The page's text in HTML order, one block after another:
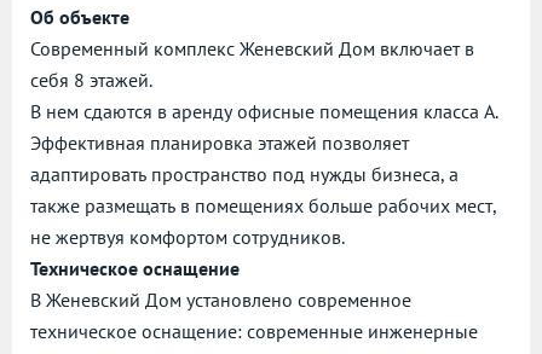
Об объекте
Современный комплекс Женевский Дом включает в
себя 8 этажей.
В нем сдаются в аренду офисные помещения класса А.
Эффективная планировка этажей позволяет
адаптировать пространство под нужды бизнеса, а
также размещать в помещениях больше рабочих мест,
не жертвуя комфортом сотрудников.
Техническое оснащение
В Женевский Дом установлено современное
техническое оснащение: современные инженерные